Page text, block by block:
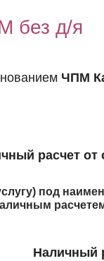
без д/я
ЧПМ
расчет от
под
Наличный